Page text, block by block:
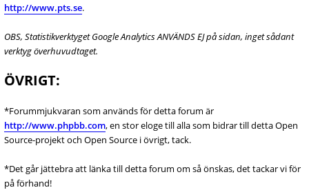
http://www.pts.se.
OBS, Statistikverktyget Google Analytics ANVÄNDS EJ på sidan, inget sådant
verktyg överhuvudtaget.
ÖVRIGT:
*Forummjukvaran som används för detta forum är
http://www.phpbb.com, en stor eloge till alla som bidrar till detta Open
Source-projekt och Open Source i övrigt, tack.
*Det går jättebra att länka till detta forum om så önskas, det tackar vi för
på förhand!